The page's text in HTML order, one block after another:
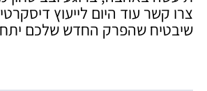
צרו קשר עוד היום לייעוץ דיסקרטי
שיבטיח שהפרק החדש שלכם